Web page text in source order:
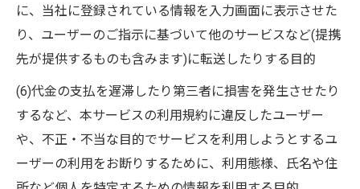
に、当社に登録されている情報を入力画面に表示させた
り、ユーザーのご指示に基づいて他のサービスなど(提携
先が提供するものも含みます)に転送したりする目的
(6)代金の支払を遅滞したり第三者に損害を発生させたり
するなど、本サービスの利用規約に違反したユーザー
や、不正・不当な目的でサービスを利用しようとするユ
ーザーの利用をお断りするために、利用態様、氏名や住